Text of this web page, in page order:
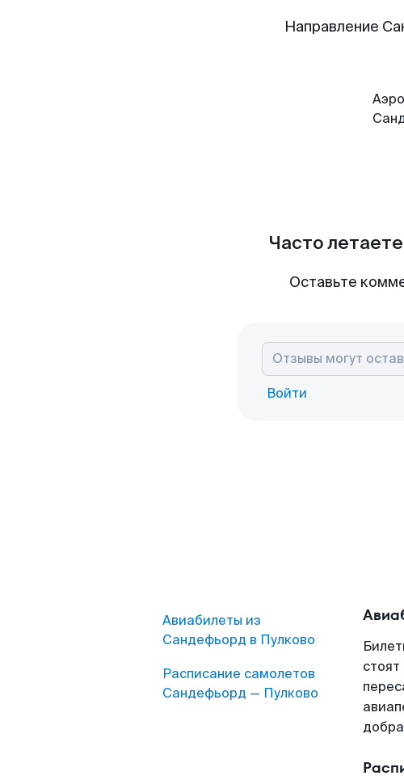
Направление
Часто
Оставьте
Войти
Авиабилеты из
Сандефьорд в Пулково
Расписание самолетов
Сандефьорд — Пулково